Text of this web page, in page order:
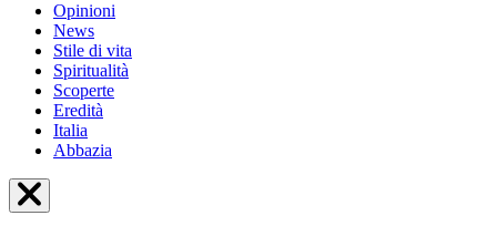
Opinioni
News
Stile di vita
Spiritualità
Scoperte
Eredità
Italia
Abbazia